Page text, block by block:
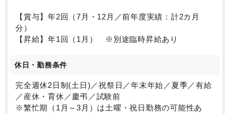
【賞与】年2回（7月・12月／前年度実績：計2カ月
分）
【昇給】年1回（1月） ※別途臨時昇給あり
休日・勤務条件
完全週休2日制(土日)／祝祭日／年末年始／夏季／有給
／産休・育休／慶弔／試験前
※繁忙期（1月～3月）は土曜・祝日勤務の可能性あ